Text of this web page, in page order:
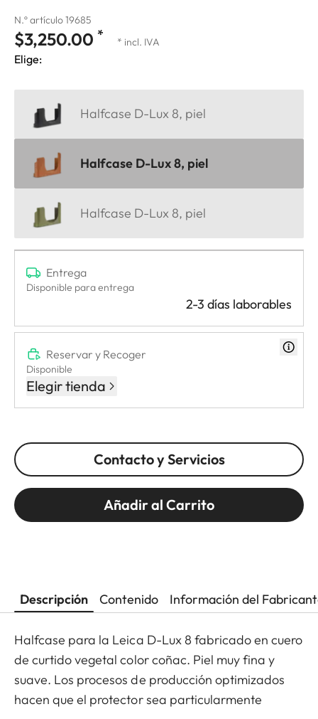
N.º artículo 19685
$3,250.00 * * incl. IVA
Elige:
Halfcase D-Lux 8, piel
Halfcase D-Lux 8, piel
Halfcase D-Lux 8, piel
Entrega
Disponible para entrega
2-3 días laborables
Reservar y Recoger
Disponible
Elegir tienda
Contacto y Servicios
Añadir al Carrito
Descripción Contenido Información del
Halfcase para la Leica D-Lux 8 fabricado en cuero
de curtido vegetal color coñac. Piel muy fina y
suave. Los procesos de producción optimizados
hacen que el protector sea particularmente